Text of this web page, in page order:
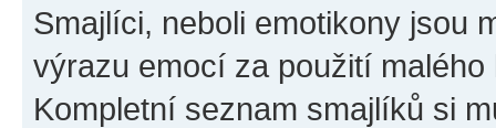
Smajlíci, neboli emotikony jsou
výrazu emocí za použití
Kompletní seznam smajlíků si